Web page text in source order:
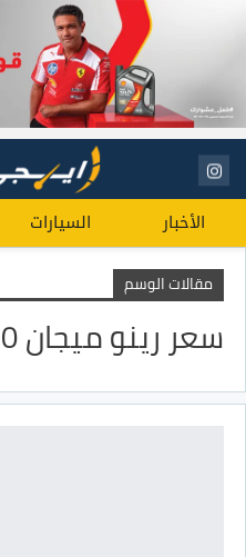
الأخبار السيارات
مقالات الوسم
سعر رينو ميجان 2000